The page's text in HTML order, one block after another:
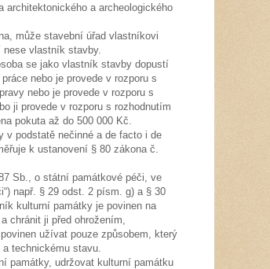
a archeologického
může stavební úřad vlastníkovi
vlastník stavby.
se jako vlastník stavby dopustí
nebo je provede v rozporu s
nebo je provede v rozporu s
ji provede v rozporu s rozhodnutím
pokuta až do 500 000 Kč.
v podstatě nečinné a de facto i de
k ustanovení § 80 zákona č.
Sb., o státní památkové péči, ve
např. § 29 odst. 2 písm. g) a § 30
kulturní památky je povinen na
chránit ji před ohrožením,
užívat pouze způsobem, který
technickému stavu.
památky, udržovat kulturní památku